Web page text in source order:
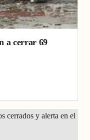
a cerrar 69